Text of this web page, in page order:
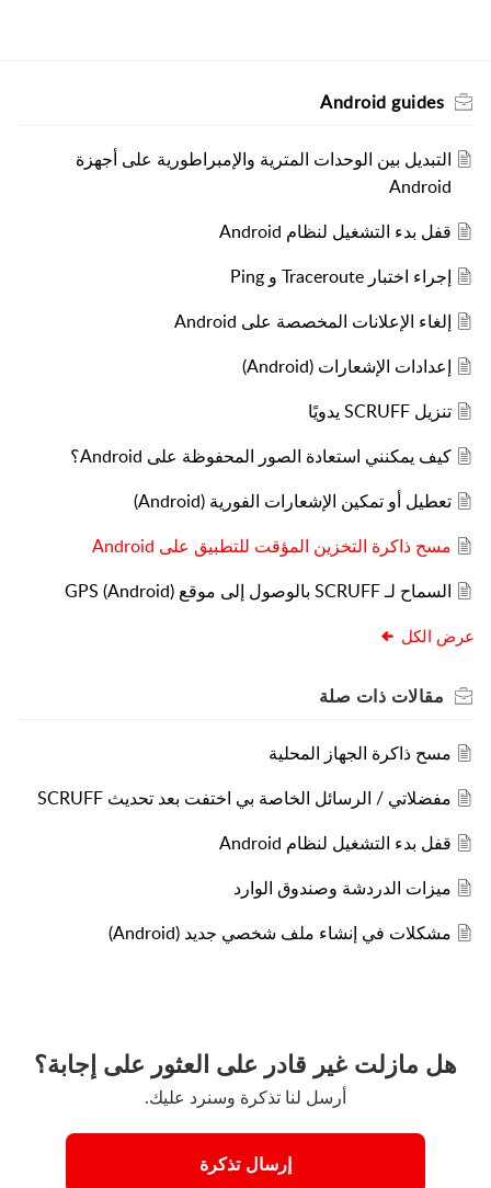
Android guides
التبديل بين الوحدات المترية والإمبراطورية على أجهزة
Android
قفل بدء التشغيل لنظام Android
إجراء اختبار Traceroute و Ping
إلغاء الإعلانات المخصصة على Android
إعدادات الإشعارات (Android)
تنزيل SCRUFF يدويًا
كيف يمكنني استعادة الصور المحفوظة على Android؟
تعطيل أو تمكين الإشعارات الفورية (Android)
مسح ذاكرة التخزين المؤقت للتطبيق على Android
السماح لـ SCRUFF بالوصول إلى موقع GPS (Android)
عرض الكل
مقالات ذات صلة
مسح ذاكرة الجهاز المحلية
مفضلاتي / الرسائل الخاصة بي اختفت بعد تحديث SCRUFF
قفل بدء التشغيل لنظام Android
ميزات الدردشة وصندوق الوارد
مشكلات في إنشاء ملف شخصي جديد (Android)
هل مازلت غير قادر على العثور على إجابة؟
أرسل لنا تذكرة وسنرد عليك.
إرسال تذكرة